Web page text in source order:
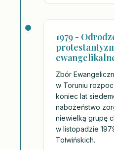
1979 -
Zbór
w Toruniu
koniec lat
nabożeństwo
niewielką grupę
w listopadzie
Tołwińskich.